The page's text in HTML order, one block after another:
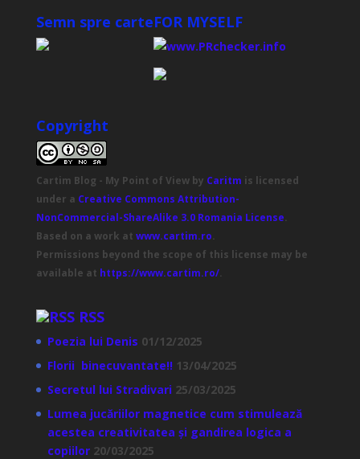
Semn spre carteFOR MYSELF
Copyright
Cartim Blog - My Point of Viewby Caritm is licensed
under a Creative Commons Attribution-
NonCommercial-ShareAlike 3.0 Romania License.
Based on a work at www.cartim.ro.
Permissions beyond the scope of this license may be
available at https://www.cartim.ro/.
RSS
Poezia lui Denis 01/12/2025
Florii binecuvantate!! 13/04/2025
Secretul lui Stradivari 25/03/2025
Lumea jucăriilor magnetice cum stimulează
acestea creativitatea și gandirea logica a
copiilor 20/03/2025